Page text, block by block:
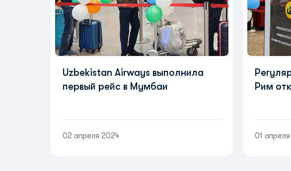
Uzbekistan Airways выполнила
первый рейс в Мумбаи
02 апреля 2024
Рим
01